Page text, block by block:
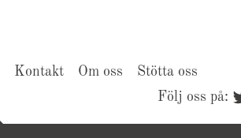
Kontakt Om oss
Stötta oss
Följ oss på: